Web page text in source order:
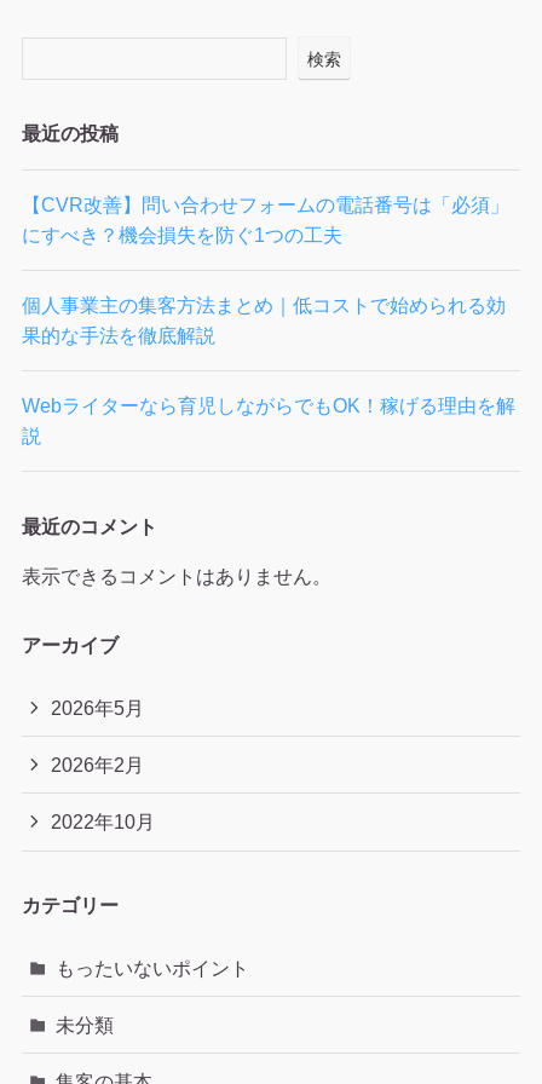
検索
最近の投稿
【CVR改善】問い合わせフォームの電話番号は「必須」
にすべき？機会損失を防ぐ1つの工夫
個人事業主の集客方法まとめ｜低コストで始められる効
果的な手法を徹底解説
Webライターなら育児しながらでもOK！稼げる理由を解
説
最近のコメント
表示できるコメントはありません。
アーカイブ
2026年5月
2026年2月
2022年10月
カテゴリー
もったいないポイント
未分類